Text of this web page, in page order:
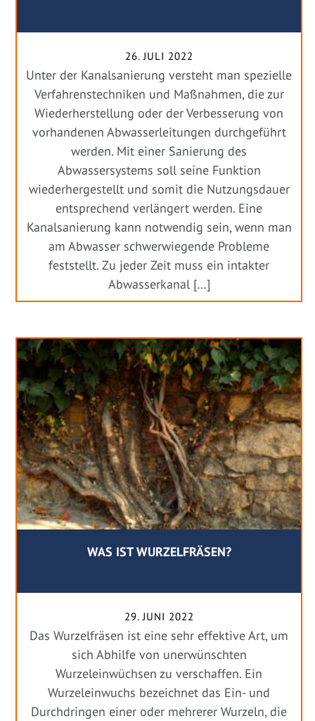
26. JULI 2022
Unter der Kanalsanierung versteht man spezielle
Verfahrenstechniken und Maßnahmen, die zur
Wiederherstellung oder der Verbesserung von
vorhandenen Abwasserleitungen durchgeführt
werden. Mit einer Sanierung des
Abwassersystems soll seine Funktion
wiederhergestellt und somit die Nutzungsdauer
entsprechend verlängert werden. Eine
Kanalsanierung kann notwendig sein, wenn man
am Abwasser schwerwiegende Probleme
feststellt. Zu jeder Zeit muss ein intakter
Abwasserkanal […]
WAS IST WURZELFRÄSEN?
29. JUNI 2022
Das Wurzelfräsen ist eine sehr effektive Art, um
sich Abhilfe von unerwünschten
Wurzeleinwüchsen zu verschaffen. Ein
Wurzeleinwuchs bezeichnet das Ein- und
Durchdringen einer oder mehrerer Wurzeln, die